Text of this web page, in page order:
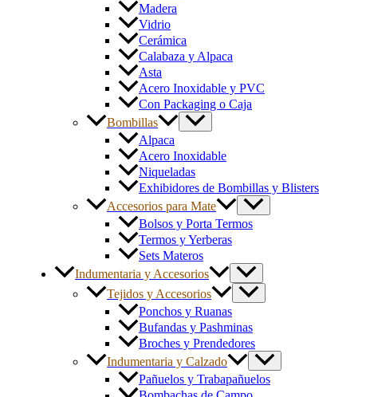
Madera
Vidrio
Cerámica
Calabaza y Alpaca
Asta
Acero Inoxidable y PVC
Con Packaging o Caja
Bombillas
Alpaca
Acero Inoxidable
Niqueladas
Exhibidores de Bombillas y Blisters
Accesorios para Mate
Bolsos y Porta Termos
Termos y Yerberas
Sets Materos
Indumentaria y Accesorios
Tejidos y Accesorios
Ponchos y Ruanas
Bufandas y Pashminas
Broches y Prendedores
Indumentaria y Calzado
Pañuelos y Trabapañuelos